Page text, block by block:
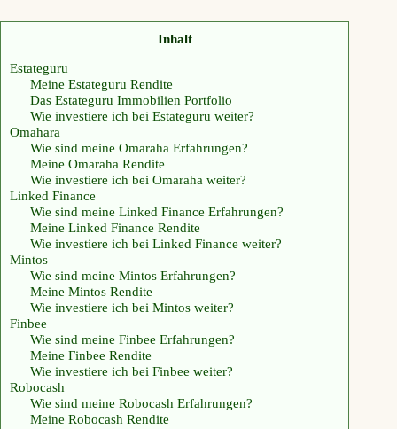
Inhalt
Estateguru
Meine Estateguru Rendite
Das Estateguru Immobilien Portfolio
Wie investiere ich bei Estateguru weiter?
Omahara
Wie sind meine Omaraha Erfahrungen?
Meine Omaraha Rendite
Wie investiere ich bei Omaraha weiter?
Linked Finance
Wie sind meine Linked Finance Erfahrungen?
Meine Linked Finance Rendite
Wie investiere ich bei Linked Finance weiter?
Mintos
Wie sind meine Mintos Erfahrungen?
Meine Mintos Rendite
Wie investiere ich bei Mintos weiter?
Finbee
Wie sind meine Finbee Erfahrungen?
Meine Finbee Rendite
Wie investiere ich bei Finbee weiter?
Robocash
Wie sind meine Robocash Erfahrungen?
Meine Robocash Rendite